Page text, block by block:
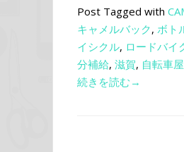
Post Tagged with
キャメルバック, ボト
イシクル, ロードバイ
分補給, 滋賀, 自転車屋
続きを読む→